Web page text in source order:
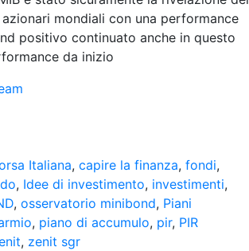
mondiali con una performance
positivo continuato anche in questo
da inizio
Italiana, capire la finanza, fondi,
, Idee di investimento, investimenti,
, osservatorio minibond, Piani
, piano di accumulo, pir, PIR
, zenit sgr